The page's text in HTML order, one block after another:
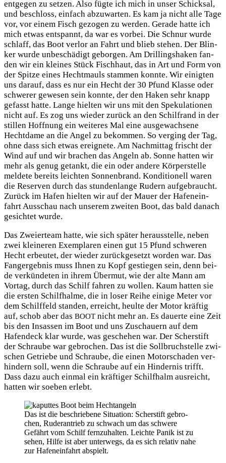
ent­ge­gen zu set­zen. Also füg­te ich mich in unser Schick­sal,
und beschloss, ein­fach abzu­war­ten. Es kam ja nicht alle Tage
vor, vor einem Fisch gezo­gen zu wer­den. Gera­de hat­te ich
mich etwas ent­spannt, da war es vor­bei. Die Schnur wur­de
schlaff, das Boot ver­lor an Fahrt und blieb ste­hen. Der Blin­
ker wur­de unbe­schä­digt gebor­gen. Am Dril­lings­ha­ken fan­
den wir ein klei­nes Stück Fisch­haut, das in Art und Form von
der Spit­ze eines Hecht­mauls stam­men konn­te. Wir einig­ten
uns dar­auf, dass es nur ein Hecht der 30 Pfund Klas­se oder
schwe­rer gewe­sen sein konn­te, der den Haken sehr knapp
gefasst hat­te. Lan­ge hiel­ten wir uns mit den Spe­ku­la­tio­nen
nicht auf. Es zog uns wie­der zurück an den Schilf­rand in der
stil­len Hoff­nung ein wei­te­res Mal eine aus­ge­wach­se­ne
Hecht­da­me an die Angel zu bekom­men. So ver­ging der Tag,
ohne dass sich etwas ereig­ne­te. Am Nach­mit­tag frischt der
Wind auf und wir bra­chen das Angeln ab. Son­ne hat­ten wir
mehr als genug getankt, die ein oder ande­re Kör­per­stel­le
mel­de­te bereits leich­ten Son­nen­brand. Kon­di­tio­nell waren
die Reser­ven durch das stun­den­lan­ge Rudern auf­ge­braucht.
Zurück im Hafen hiel­ten wir auf der Mau­er der Hafen­ein­
fahrt Aus­schau nach unse­rem zwei­ten Boot, das bald danach
gesich­tet wurde.
Das Zwei­er­team hat­te, wie sich spä­ter her­aus­stel­le, neben
zwei klei­ne­ren Exem­pla­ren einen gut 15 Pfund schwe­ren
Hecht erbeu­tet, der wie­der zurück­ge­setzt wor­den war. Das
Fang­er­geb­nis muss Ihnen zu Kopf gestie­gen sein, denn bei­
de ver­kün­de­ten in ihrem Über­mut, wie der alte Mann am
Vor­tag, durch das Schilf fah­ren zu wol­len. Kaum hat­ten sie
die ers­ten Schilf­hal­me, die in loser Rei­he eini­ge Meter vor
dem Schilf­feld stan­den, erreicht, heul­te der Motor kräf­tig
auf, schob aber das BOOT nicht mehr an. Es dau­er­te eine Zeit
bis den Insas­sen im Boot und uns Zuschau­ern auf dem
Hafen­deck klar wur­de, was gesche­hen war. Der Scher­stift
der Schrau­be war gebro­chen. Das ist die Soll­bruch­stel­le zwi­
schen Getrie­be und Schrau­be, die einen Motor­scha­den ver­
hin­dern soll, wenn die Schrau­be auf ein Hin­der­nis trifft.
Dass dazu auch ein­mal ein kräf­ti­ger Schilf­halm aus­reicht,
hat­ten wir soeben erlebt.
Das ist die beschrie­be­ne Situa­ti­on: Scher­stift gebro­
chen, Ruder­an­trieb zu schwach um das schwe­re
Gefährt vom Schilf fern­zu­hal­ten. Leich­te Panik ist zu
sehen, Hil­fe ist aber unter­wegs, da es sich rela­tiv nahe
zur Hafen­ein­fahrt abspielt.